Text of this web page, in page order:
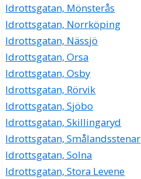
Idrottsgatan, Mönsterås
Idrottsgatan, Norrköping
Idrottsgatan, Nässjö
Idrottsgatan, Orsa
Idrottsgatan, Osby
Idrottsgatan, Rörvik
Idrottsgatan, Sjöbo
Idrottsgatan, Skillingaryd
Idrottsgatan, Smålandsstenar
Idrottsgatan, Solna
Idrottsgatan, Stora Levene